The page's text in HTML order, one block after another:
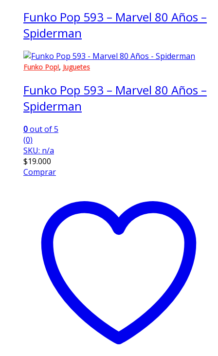
Funko Pop 593 – Marvel 80 Años –
Spiderman
Funko Pop!, Juguetes
Funko Pop 593 – Marvel 80 Años –
Spiderman
0out of 5
(0)
SKU: n/a
$19.000
Comprar